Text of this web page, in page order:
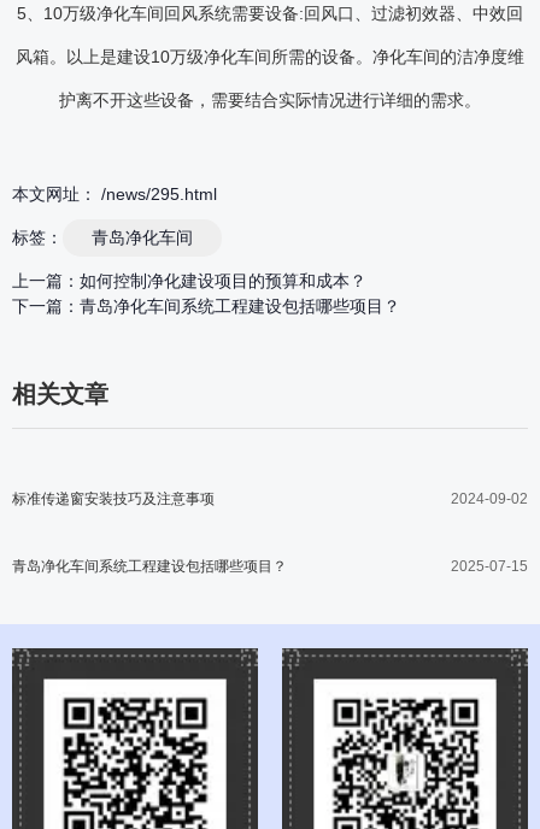
5、10万级净化车间回风系统需要设备:回风口、过滤初效器、中效回
风箱。以上是建设10万级净化车间所需的设备。净化车间的洁净度维
护离不开这些设备，需要结合实际情况进行详细的需求。
本文网址： /news/295.html
标签： 青岛净化车间
上一篇： 如何控制净化建设项目的预算和成本？
下一篇： 青岛净化车间系统工程建设包括哪些项目？
相关文章
2024-09-02
标准传递窗安装技巧及注意事项
2025-07-15
青岛净化车间系统工程建设包括哪些项目？